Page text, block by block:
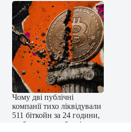
Чому дві публічні
компанії тихо ліквідували
511 біткойн за 24 години,
щоб уникнути боргів у